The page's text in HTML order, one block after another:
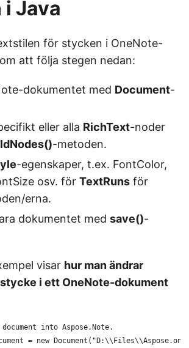
Java
för stycken i OneNote-
att följa stegen nedan:
dokumentet med Document-
eller alla RichText-noder
-metoden.
-egenskaper, t.ex. FontColor,
osv. för TextRuns för
erna.
dokumentet med save()-
visar hur man ändrar
i ett OneNote-dokument
into Aspose.Note.
= new